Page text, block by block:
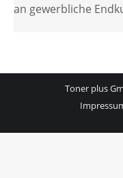
an gewerbliche
Toner plus